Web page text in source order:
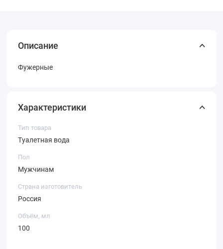
Описание
Фужерные
Характеристики
Тип товара
Туалетная вода
Пол
Мужчинам
Страна изготовитель
Россия
Объём, мл
100